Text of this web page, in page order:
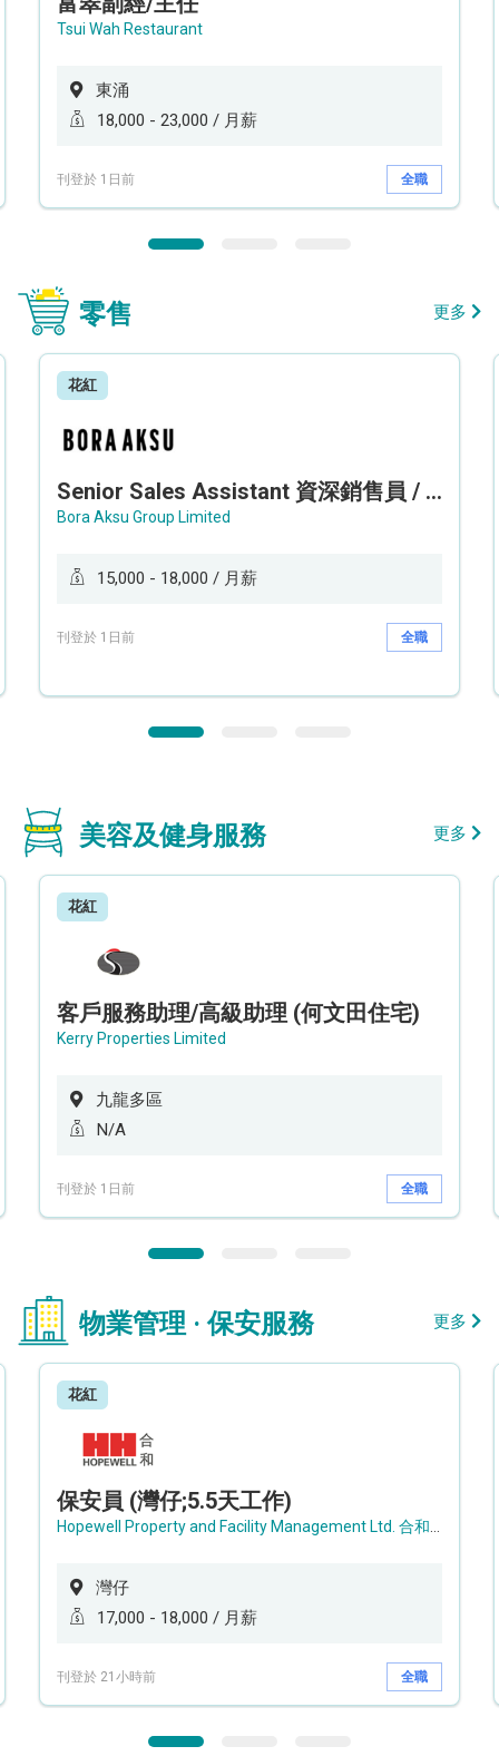
Tsui Wah Restaurant
東涌
18,000 - 23,000 / 月薪
刊登於 1日前 全職
零售 更多
花紅
Senior Sales Assistant 資深銷售員 / Sales Assistant 銷售員
Bora Aksu Group Limited
15,000 - 18,000 / 月薪
刊登於 1日前 全職
美容及健身服務 更多
花紅
客戶服務助理/高級助理 (何文田住宅)
Kerry Properties Limited
九龍多區
N/A
刊登於 1日前 全職
物業管理 · 保安服務 更多
花紅
保安員 (灣仔;5.5天工作)
灣仔
17,000 - 18,000 / 月薪
刊登於 21小時前 全職